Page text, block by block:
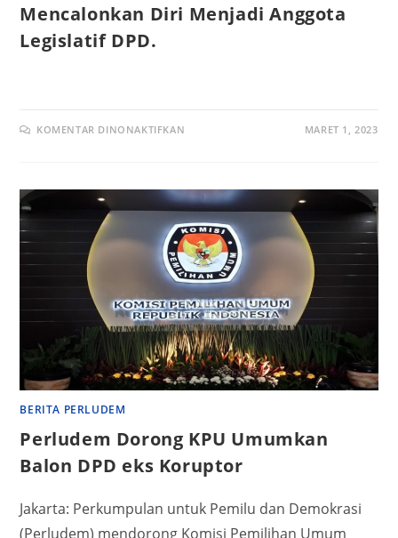
Mencalonkan Diri Menjadi Anggota
Legislatif DPD.
KOMENTAR DINONAKTIFKAN MARET 1, 2023
BERITA PERLUDEM
Perludem Dorong KPU Umumkan
Balon DPD eks Koruptor
Jakarta: Perkumpulan untuk Pemilu dan Demokrasi
(Perludem) mendorong Komisi Pemilihan Umum